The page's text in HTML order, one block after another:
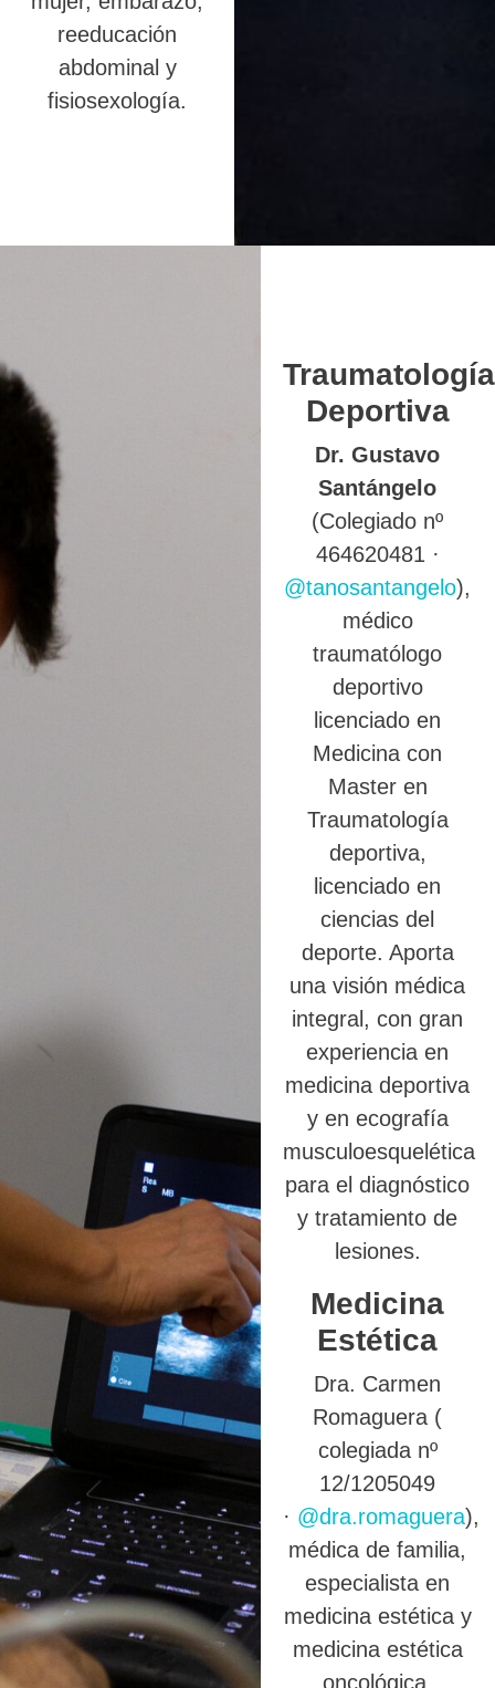
reeducación
abdominal y
fisiosexología.
Traumatología
Deportiva
Dr. Gustavo
Santángelo
(Colegiado nº
464620481 ·
@tanosantangelo),
médico
traumatólogo
deportivo
licenciado en
Medicina con
Master en
Traumatología
deportiva,
licenciado en
ciencias del
deporte. Aporta
una visión médica
integral, con gran
experiencia en
medicina deportiva
y en ecografía
musculoesquelética
para el diagnóstico
y tratamiento de
lesiones.
Medicina
Estética
Dra. Carmen
Romaguera (
colegiada nº
12/1205049
· @dra.romaguera),
médica de familia,
especialista en
medicina estética y
medicina estética
oncológica.